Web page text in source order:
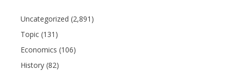
Uncategorized (2,891)
Topic (131)
Economics (106)
History (82)